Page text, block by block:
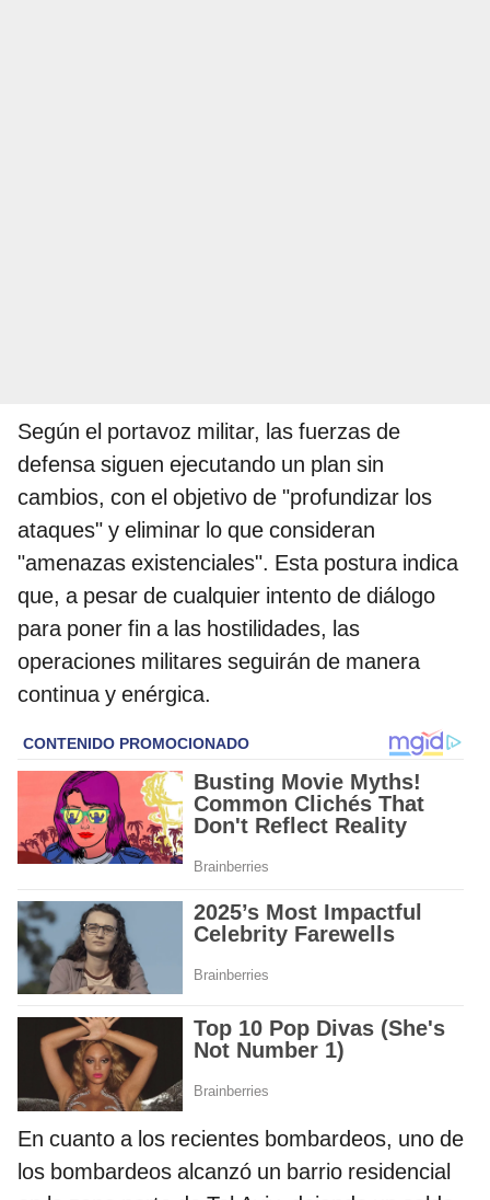
Según el portavoz militar, las fuerzas de
defensa siguen ejecutando un plan sin
cambios, con el objetivo de "profundizar los
ataques" y eliminar lo que consideran
"amenazas existenciales". Esta postura indica
que, a pesar de cualquier intento de diálogo
para poner fin a las hostilidades, las
operaciones militares seguirán de manera
continua y enérgica.
En cuanto a los recientes bombardeos, uno de
los bombardeos alcanzó un barrio residencial